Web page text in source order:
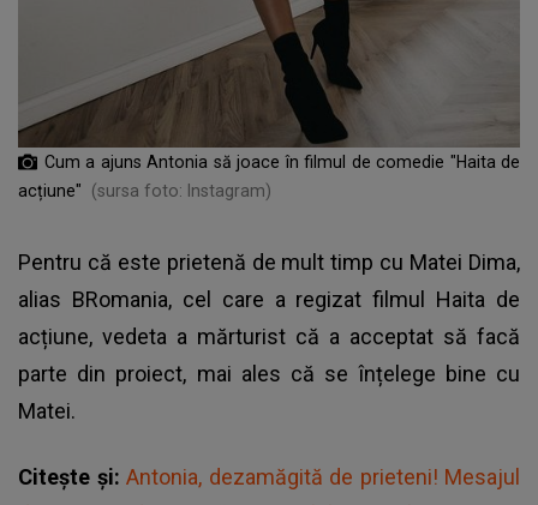
Cum a ajuns Antonia să joace în filmul de comedie "Haita de
acțiune"
(sursa foto: Instagram)
Pentru că este prietenă de mult timp cu Matei Dima,
alias BRomania, cel care a regizat filmul Haita de
acțiune, vedeta a mărturist că a acceptat să facă
parte din proiect, mai ales că se înțelege bine cu
Matei.
Citește și: Antonia, dezamăgită de prieteni! Mesajul